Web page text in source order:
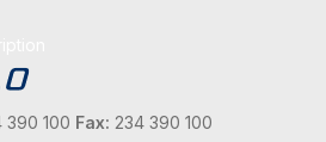
390 100 Fax: 234 390 100